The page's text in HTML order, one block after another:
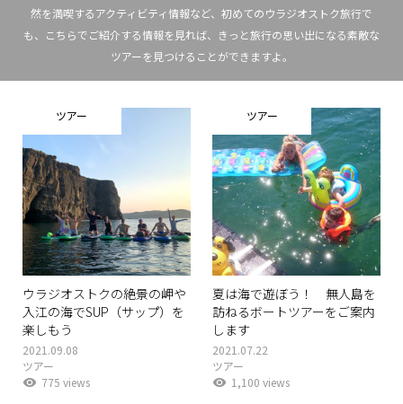
然を満喫するアクティビティ情報など、初めてのウラジオストク旅行で
も、こちらでご紹介する情報を見れば、きっと旅行の思い出になる素敵な
ツアーを見つけることができますよ。
ツアー
ウラジオストクの絶景の岬や
入江の海でSUP（サップ）を
楽しもう
2021.09.08
ツアー
775 views
ツアー
夏は海で遊ぼう！ 無人島を
訪ねるボートツアーをご案内
します
2021.07.22
ツアー
1,100 views